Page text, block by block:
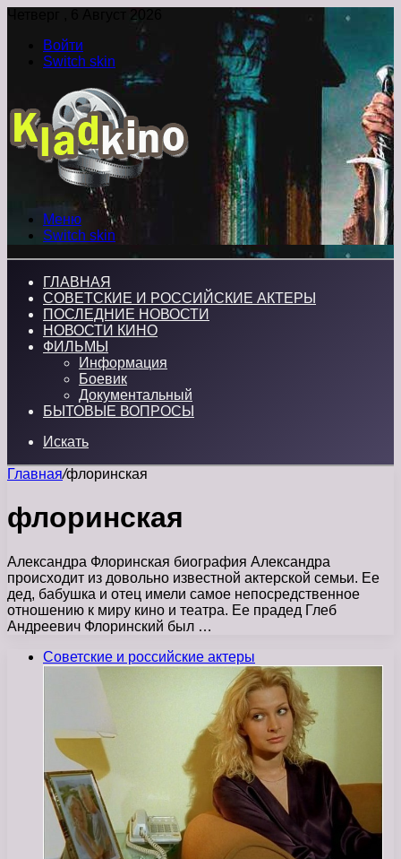
Четверг , 6 Август 2026
Войти
Switch skin
Меню
Switch skin
ГЛАВНАЯ
СОВЕТСКИЕ И РОССИЙСКИЕ АКТЕРЫ
ПОСЛЕДНИЕ НОВОСТИ
НОВОСТИ КИНО
ФИЛЬМЫ
Информация
Боевик
Документальный
БЫТОВЫЕ ВОПРОСЫ
Искать
Главная/флоринская
флоринская
Александра Флоринская биография Александра
происходит из довольно известной актерской семьи. Ее
дед, бабушка и отец имели самое непосредственное
отношению к миру кино и театра. Ее прадед Глеб
Андреевич Флоринский был …
Советские и российские актеры